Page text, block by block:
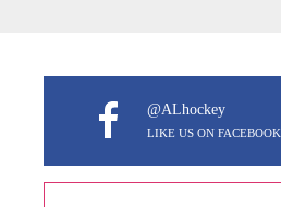
@ALhockey
LIKE US ON FACEBOOK